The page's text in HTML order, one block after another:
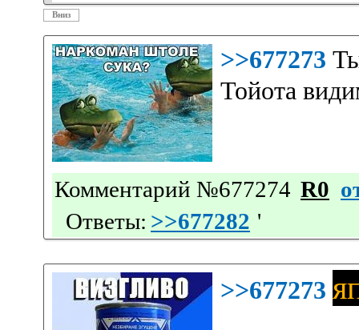
Вниз
>>677273
Тойота
Комментарий №677274 R0
Ответы: >>677282 '
>>677273